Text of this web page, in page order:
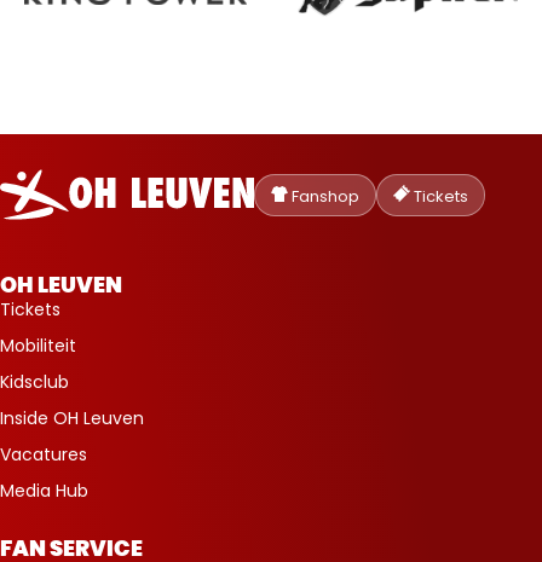
Oud-
Heverlee
Leuven
Fanshop Tickets
OH LEUVEN
Tickets
Mobiliteit
Kidsclub
Inside OH Leuven
Vacatures
Media Hub
FAN SERVICE